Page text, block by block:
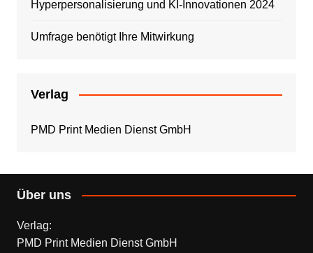
Hyperpersonalisierung und KI-Innovationen 2024
Umfrage benötigt Ihre Mitwirkung
Verlag
PMD Print Medien Dienst GmbH
Über uns
Verlag:
PMD Print Medien Dienst GmbH